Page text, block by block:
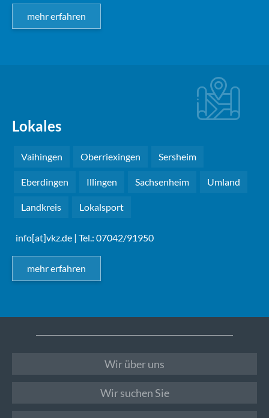
mehr erfahren
Lokales
Vaihingen Oberriexingen Sersheim
Eberdingen Illingen Sachsenheim Umland
Landkreis Lokalsport
info[at]vkz.de | Tel.: 07042/91950
mehr erfahren
Wir über uns
Wir suchen Sie